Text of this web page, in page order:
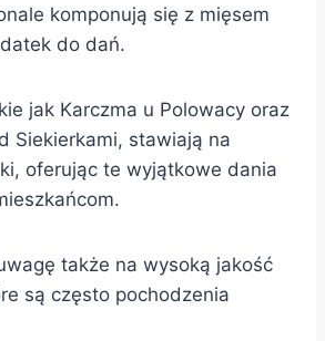
komponują się z mięsem
do dań.
jak Karczma u Polowacy oraz
Siekierkami, stawiają na
oferując te wyjątkowe dania
także na wysoką jakość
są często pochodzenia